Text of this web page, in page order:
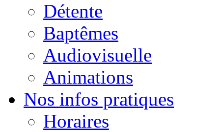
Détente
Baptêmes
Audiovisuelle
Animations
Nos infos pratiques
Horaires